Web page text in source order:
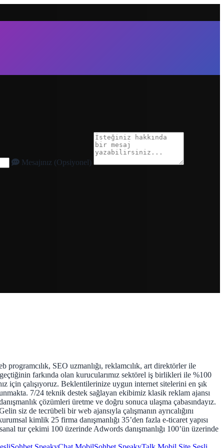
Mesajınız (Opsiyonel)
SEO uzmanlığı, reklamcılık, art direktörler ile
farkında olan kurucularımız sektörel iş birlikleri ile %100
için çalışıyoruz. Beklentilerinize uygun internet sitelerini en şık
7/24 teknik destek sağlayan ekibimiz klasik reklam ajansı
çözümleri üretme ve doğru sonuca ulaşma çabasındayız.
siz de tecrübeli bir web ajansıyla çalışmanın ayrıcalığını
kimlik 25 firma danışmanlığı 35’den fazla e-ticaret yapısı
tur çekimi 100 üzerinde Adwords danışmanlığı 100’ün üzerinde